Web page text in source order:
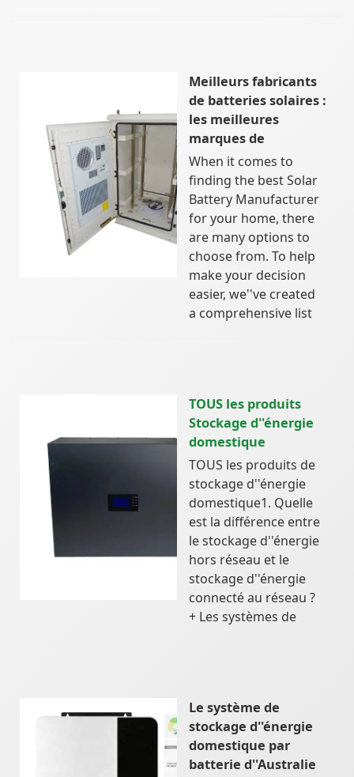
Meilleurs fabricants
de batteries solaires :
les meilleures
marques de
When it comes to
finding the best Solar
Battery Manufacturer
for your home, there
are many options to
choose from. To help
make your decision
easier, we''ve created
a comprehensive list
TOUS les produits
Stockage d''énergie
domestique
TOUS les produits de
stockage d''énergie
domestique1. Quelle
est la différence entre
le stockage d''énergie
hors réseau et le
stockage d''énergie
connecté au réseau ?
+ Les systèmes de
Le système de
stockage d''énergie
domestique par
batterie d''Australie